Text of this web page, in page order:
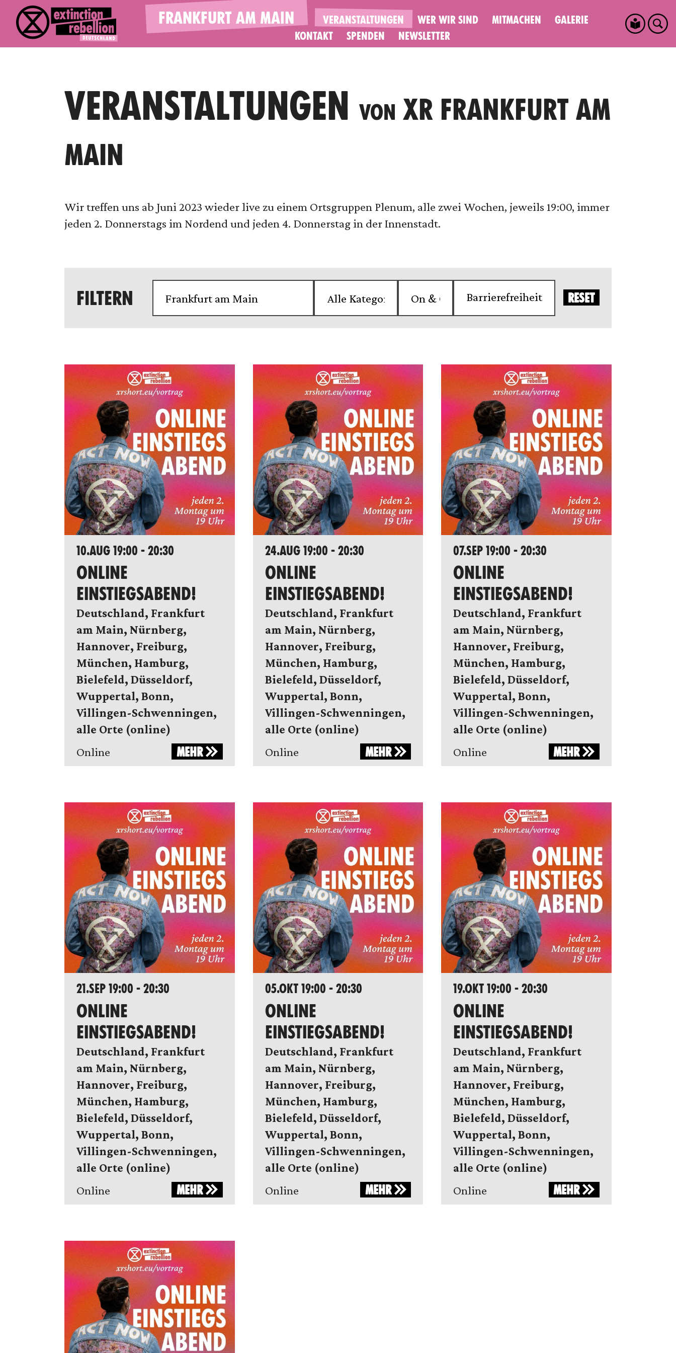
FRANKFURT AM MAIN VERANSTALTUNGEN WER WIR SIND MITMACHEN
GALERIE
KONTAKT
SPENDEN NEWSLETTER
VERANSTALTUNGEN VON XR FRANKFURT AM
MAIN
Wir treffen uns ab Juni 2023 wieder live zu einem Ortsgruppen Plenum, alle zwei Wochen, jeweils 19:00, immer
jeden 2. Donnerstags im Nordend und jeden 4. Donnerstag in der Innenstadt.
FILTERN Barrierefreiheit RESET
10.AUG 19:00 - 20:30
ONLINE
EINSTIEGSABEND!
Deutschland, Frankfurt
am Main, Nürnberg,
Hannover, Freiburg,
München, Hamburg,
Bielefeld, Düsseldorf,
Wuppertal, Bonn,
Villingen-Schwenningen,
alle Orte (online)
MEHR
Online
24.AUG 19:00 - 20:30
ONLINE
EINSTIEGSABEND!
Deutschland, Frankfurt
am Main, Nürnberg,
Hannover, Freiburg,
München, Hamburg,
Bielefeld, Düsseldorf,
Wuppertal, Bonn,
Villingen-Schwenningen,
alle Orte (online)
MEHR
Online
07.SEP 19:00 - 20:30
ONLINE
EINSTIEGSABEND!
Deutschland, Frankfurt
am Main, Nürnberg,
Hannover, Freiburg,
München, Hamburg,
Bielefeld, Düsseldorf,
Wuppertal, Bonn,
Villingen-Schwenningen,
alle Orte (online)
MEHR
Online
21.SEP 19:00 - 20:30
ONLINE
EINSTIEGSABEND!
Deutschland, Frankfurt
am Main, Nürnberg,
Hannover, Freiburg,
München, Hamburg,
Bielefeld, Düsseldorf,
Wuppertal, Bonn,
Villingen-Schwenningen,
alle Orte (online)
MEHR
Online
05.OKT 19:00 - 20:30
ONLINE
EINSTIEGSABEND!
Deutschland, Frankfurt
am Main, Nürnberg,
Hannover, Freiburg,
München, Hamburg,
Bielefeld, Düsseldorf,
Wuppertal, Bonn,
Villingen-Schwenningen,
alle Orte (online)
MEHR
Online
19.OKT 19:00 - 20:30
ONLINE
EINSTIEGSABEND!
Deutschland, Frankfurt
am Main, Nürnberg,
Hannover, Freiburg,
München, Hamburg,
Bielefeld, Düsseldorf,
Wuppertal, Bonn,
Villingen-Schwenningen,
alle Orte (online)
MEHR
Online